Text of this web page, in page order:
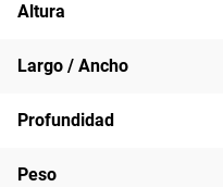
Altura
Largo / Ancho
Profundidad
Peso